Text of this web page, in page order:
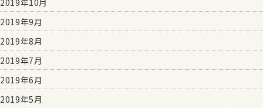
2019年10月
2019年9月
2019年8月
2019年7月
2019年6月
2019年5月